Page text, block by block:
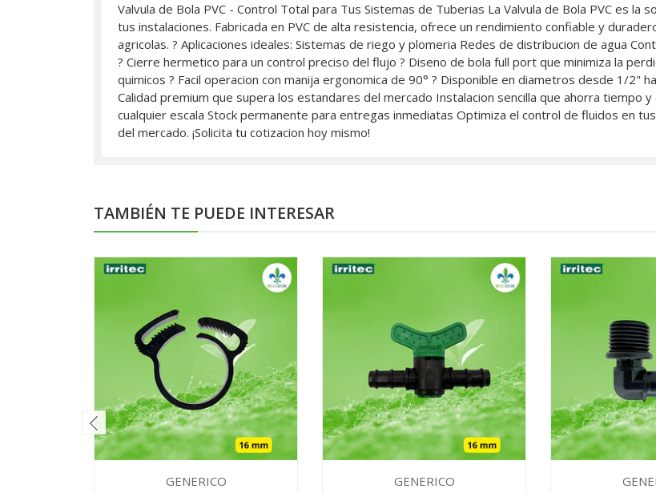
Valvula de Bola PVC - Control Total para Tus Sistemas de Tuberias La Valvula de Bola PVC es
tus instalaciones. Fabricada en PVC de alta resistencia, ofrece un rendimiento confiable y
agricolas. ? Aplicaciones ideales: Sistemas de riego y plomeria Redes de distribucion de agua
? Cierre hermetico para un control preciso del flujo ? Diseno de bola full port que minimiza la
quimicos ? Facil operacion con manija ergonomica de 90° ? Disponible en diametros desde 1/2"
Calidad premium que supera los estandares del mercado Instalacion sencilla que ahorra tiempo
cualquier escala Stock permanente para entregas inmediatas Optimiza el control de fluidos en
del mercado. ¡Solicita tu cotizacion hoy mismo!
TAMBIÉN TE PUEDE INTERESAR
GENERICO
GENERICO